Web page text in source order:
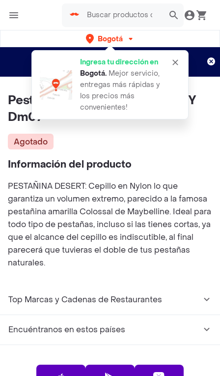
Bogotá
Ingresa tu dirección en
Bogotá. Mejor servicio,
entregas más rápidas y
los precios más
convenientes!
envíos gratis por semanas
Aplican TyC
Pestanina Desert Llama TRENDY
Dm07
Agotado
Información del producto
PESTAÑINA DESERT: Cepillo en Nylon lo que
garantiza un volumen extremo, parecido a la famosa
pestañina amarilla Colossal de Maybelline. Ideal para
todo tipo de pestañas, incluso si las tienes cortas, ya
que el alcance del cepillo es indiscutible, al final
parecerá que tuvieras el doble de tus pestañas
naturales.
Top Marcas y Cadenas de Restaurantes
Encuéntranos en estos países